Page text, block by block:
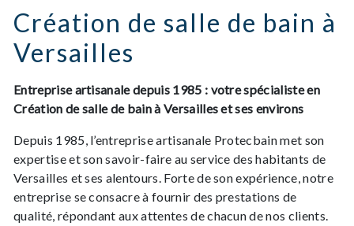
Création de salle de bain à
Versailles
Entreprise artisanale depuis 1985 : votre spécialiste en
Création de salle de bain à Versailles et ses environs
Depuis 1985, l’entreprise artisanale Protecbain met son
expertise et son savoir-faire au service des habitants de
Versailles et ses alentours. Forte de son expérience, notre
entreprise se consacre à fournir des prestations de
qualité, répondant aux attentes de chacun de nos clients.